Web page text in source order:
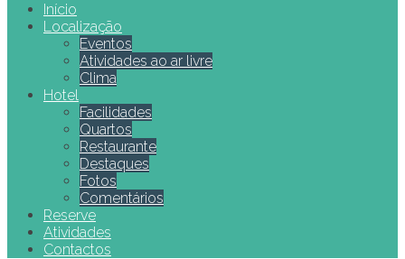
Início
Localização
Eventos
Atividades ao ar livre
Clima
Hotel
Facilidades
Quartos
Restaurante
Destaques
Fotos
Comentários
Reserve
Atividades
Contactos